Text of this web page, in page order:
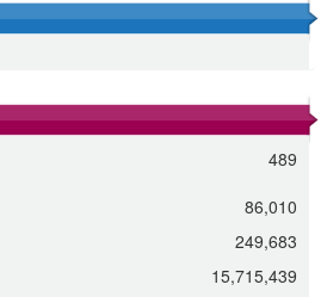
thiên nhiên Biên Hòa gói 1kg
489
86,010
249,683
15,715,439